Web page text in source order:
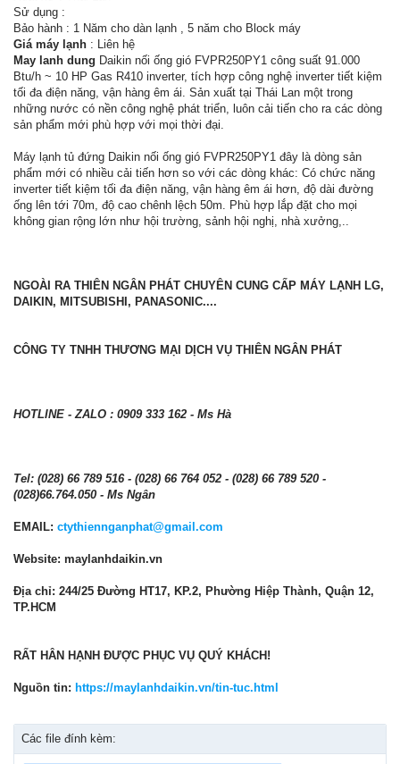
Sử dụng :
Bảo hành : 1 Năm cho dàn lạnh , 5 năm cho Block máy
Giá máy lạnh : Liên hệ
May lanh dung Daikin nối ống gió FVPR250PY1 công suất 91.000
Btu/h ~ 10 HP Gas R410 inverter, tích hợp công nghệ inverter tiết kiệm
tối đa điện năng, vận hàng êm ái. Sản xuất tại Thái Lan một trong
những nước có nền công nghệ phát triển, luôn cải tiến cho ra các dòng
sản phẩm mới phù hợp với mọi thời đại.
Máy lạnh tủ đứng Daikin nối ống gió FVPR250PY1 đây là dòng sản
phẩm mới có nhiều cải tiến hơn so với các dòng khác: Có chức năng
inverter tiết kiệm tối đa điện năng, vận hàng êm ái hơn, độ dài đường
ống lên tới 70m, độ cao chênh lệch 50m. Phù hợp lắp đặt cho mọi
không gian rộng lớn như hội trường, sảnh hội nghị, nhà xưởng,..
NGOÀI RA THIÊN NGÂN PHÁT CHUYÊN CUNG CẤP MÁY LẠNH LG,
DAIKIN, MITSUBISHI, PANASONIC....
CÔNG TY TNHH THƯƠNG MẠI DỊCH VỤ THIÊN NGÂN PHÁT
HOTLINE - ZALO : 0909 333 162 - Ms Hà
Tel: (028) 66 789 516 - (028) 66 764 052 - (028) 66 789 520 -
(028)66.764.050 - Ms Ngân
EMAIL: ctythiennganphat@gmail.com
Website: maylanhdaikin.vn
Địa chỉ: 244/25 Đường HT17, KP.2, Phường Hiệp Thành, Quận 12,
TP.HCM
RẤT HÂN HẠNH ĐƯỢC PHỤC VỤ QUÝ KHÁCH!
Nguồn tin: https://maylanhdaikin.vn/tin-tuc.html
Các file đính kèm: